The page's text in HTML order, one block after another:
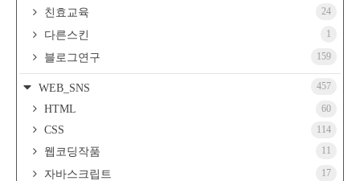
친효교육 24
다른스킨 1
블로그연구 159
WEB_SNS 457
HTML 60
CSS 114
웹코딩작품 11
자바스크립트 17